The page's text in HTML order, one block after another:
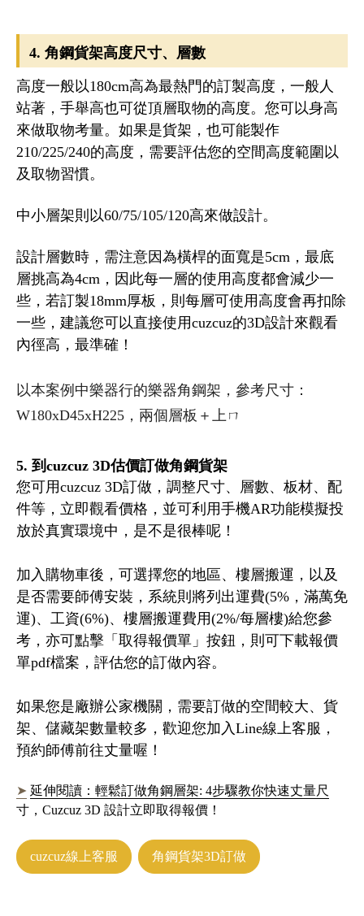
4. 角鋼貨架高度尺寸、層數
高度一般以180cm高為最熱門的訂製高度，一般人
站著，手舉高也可從頂層取物的高度。您可以身高
來做取物考量。如果是貨架，也可能製作
210/225/240的高度，需要評估您的空間高度範圍以
及取物習慣。
中小層架則以60/75/105/120高來做設計。
設計層數時，需注意因為橫桿的面寬是5cm，最底
層挑高為4cm，因此每一層的使用高度都會減少一
些，若訂製18mm厚板，則每層可使用高度會再扣除
一些，建議您可以直接使用cuzcuz的3D設計來觀看
內徑高，最準確！
以本案例中樂器行的樂器角鋼架，參考尺寸：
W180xD45xH225，兩個層板＋上ㄇ
5. 到cuzcuz 3D估價訂做角鋼貨架
您可用cuzcuz 3D訂做，調整尺寸、層數、板材、配
件等，立即觀看價格，並可利用手機AR功能模擬投
放於真實環境中，是不是很棒呢！
加入購物車後，可選擇您的地區、樓層搬運，以及
是否需要師傅安裝，系統則將列出運費(5%，滿萬免
運)、工資(6%)、樓層搬運費用(2%/每層樓)給您參
考，亦可點擊「取得報價單」按鈕，則可下載報價
單pdf檔案，評估您的訂做內容。
如果您是廠辦公家機關，需要訂做的空間較大、貨
架、儲藏架數量較多，歡迎您加入Line線上客服，
預約師傅前往丈量喔！
延伸閱讀：輕鬆訂做角鋼層架: 4步驟教你快速丈量尺
寸，Cuzcuz 3D 設計立即取得報價！
cuzcuz線上客服 角鋼貨架3D訂做